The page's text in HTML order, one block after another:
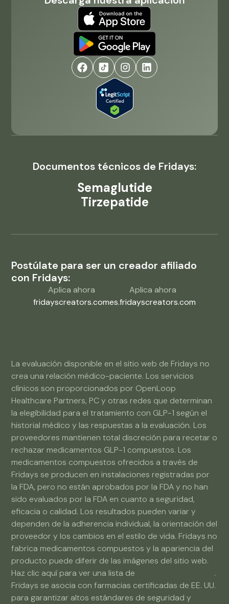
Documentos técnicos de Fridays:
Semaglutide
Tirzepatide
Postúlate para ser un creador afiliado
con Fridays:
Aplica ahora
fridayscreators.com
Aplica ahora
es.fridayscreators.com
La evaluación disponible en el sitio web de Fridays no
crea una relación médico-paciente. Los servicios
clínicos son proporcionados por OpenLoop
Healthcare Partners, PC y otras redes que determinan
la elegibilidad para el tratamiento con GLP-1 según el
historial médico y las respuestas a la evaluación. Los
proveedores mantienen total discreción para recetar o
rechazar medicamentos GLP-1 compuestos. Los
medicamentos compuestos ofrecidos a través de
Fridays se producen en instalaciones registradas por
la FDA, pero no están aprobados por la FDA y no han
sido evaluados por la FDA en cuanto a seguridad,
eficacia o calidad. Los resultados pueden variar y
dependen de la adherencia individual, la orientación del
proveedor y los cambios en el estilo de vida. Fridays no
fabrica medicamentos compuestos y la apariencia del
producto puede diferir de las imágenes del sitio web.
Haz clic aquí para ver una lista de
.
Fridays se asocia con farmacias certificadas de EE. UU.
para garantizar altos estándares de seguridad y